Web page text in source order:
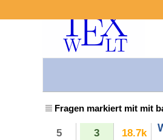
Fragen markiert mit mit
5 3 18.7k